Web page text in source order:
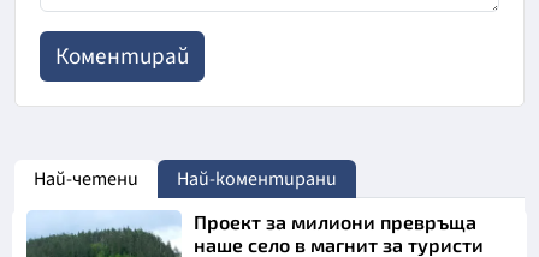
Най-четени Най-коментирани
Проект за милиони превръща
наше село в магнит за туристи